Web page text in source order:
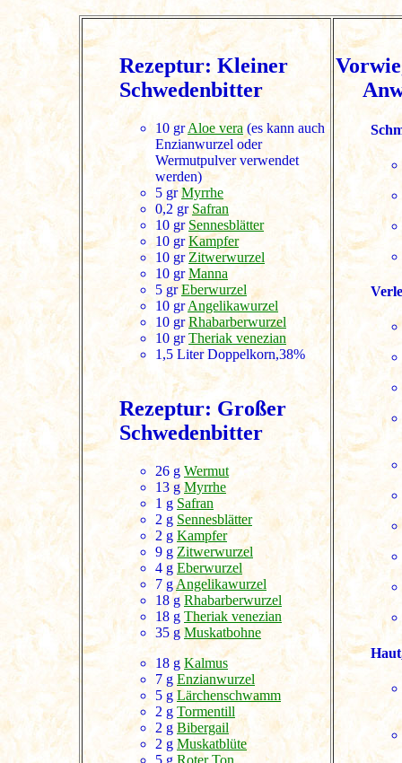
Rezeptur: Kleiner
Schwedenbitter
10 grAloe vera (es kann auch
Enzianwurzel oder
Wermutpulver verwendet
werden)
5 grMyrrhe
0,2 gr Safran
10 gr Sennesblätter
10 grKampfer
10 gr Zitwerwurzel
10 grManna
5 grEberwurzel
10 grAngelikawurzel
10 grRhabarberwurzel
10 grTheriak venezian
1,5 Liter Doppelkorn,38%
Rezeptur: Großer
Schwedenbitter
26 g Wermut
13 gMyrrhe
1 g Safran
2 g Sennesblätter
2 g Kampfer
9 g Zitwerwurzel
4 g Eberwurzel
7 gAngelikawurzel
18 g Rhabarberwurzel
18 g Theriak venezian
35 gMuskatbohne
18 g Kalmus
7 g Enzianwurzel
5 gLärchenschwamm
2 g Tormentill
2 g Bibergail
2 g Muskatblüte
5 g Roter Ton